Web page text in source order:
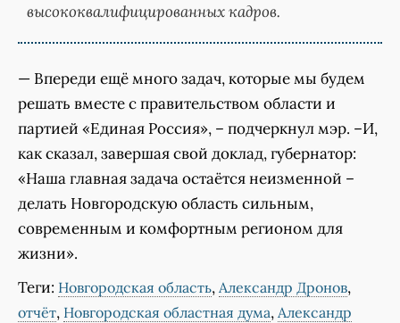
высококвалифицированных кадров.
— Впереди ещё много задач, которые мы будем
решать вместе с правительством области и
партией «Единая Россия», – подчеркнул мэр. –И,
как сказал, завершая свой доклад, губернатор:
«Наша главная задача остаётся неизменной –
делать Новгородскую область сильным,
современным и комфортным регионом для
жизни».
Теги: Новгородская область, Александр Дронов,
отчёт, Новгородская областная дума, Александр